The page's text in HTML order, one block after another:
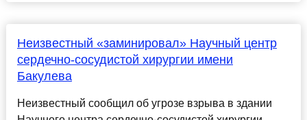
Неизвестный «заминировал» Научный центр
сердечно-сосудистой хирургии имени
Бакулева
Неизвестный сообщил об угрозе взрыва в здании